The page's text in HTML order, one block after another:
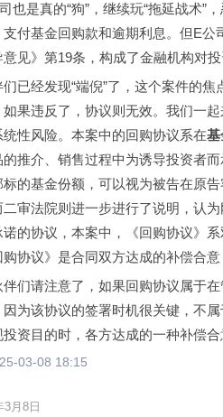
也是真的“狗”，继续玩“拖延战术
支付基金回购款和逾期利息。但E
见》第19条，构成了金融机构对投
已经发现“端倪”了，这个案件的
果违反了，协议则无效。我们一
性风险。本案中的回购协议系在基
推介、销售过程中为诱导投资者
标的基金份额，可以视为被告在原
二审法院则进一步进行了说明，认
的协议，本案中，《回购协议》
协议》是合同双方达成的补偿合意
伴们请注意了，如果回购协议属于
为该协议的签署时机很关键，不
资目的时，各方达成的一种补偿合
03-08 18:15
3月8日